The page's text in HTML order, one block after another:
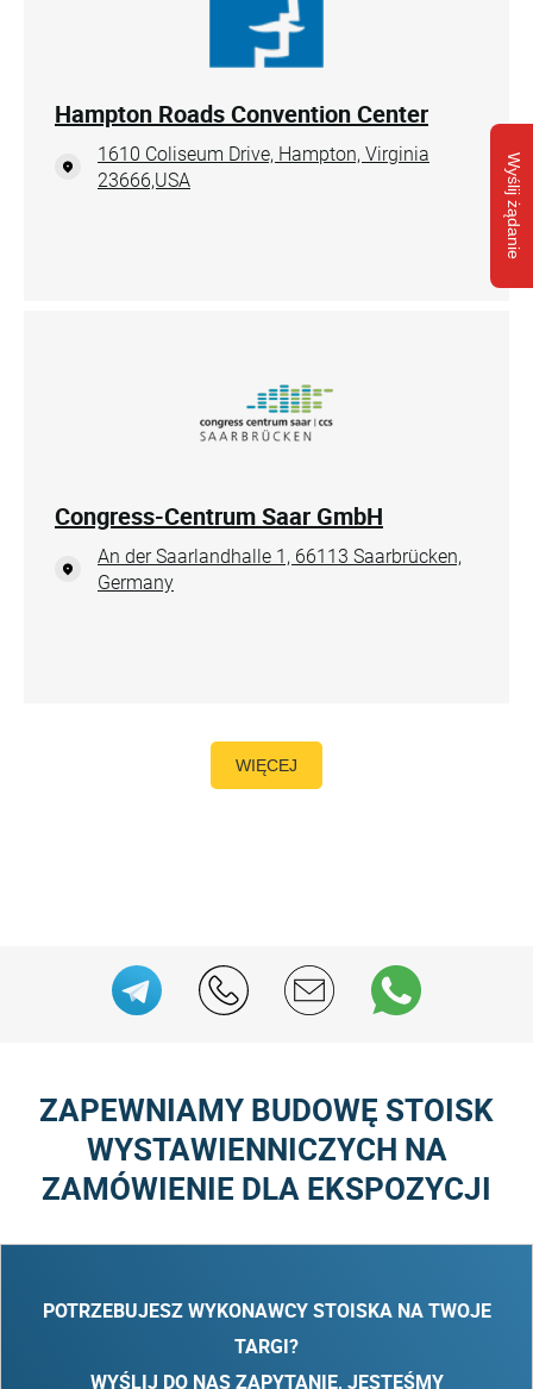
Wyślij żądanie
Hampton Roads Convention Center
1610 Coliseum Drive, Hampton, Virginia
23666,USA
Congress-Centrum Saar GmbH
An der Saarlandhalle 1, 66113 Saarbrücken,
Germany
WIĘCEJ
ZAPEWNIAMY BUDOWĘ STOISK
WYSTAWIENNICZYCH NA
ZAMÓWIENIE DLA EKSPOZYCJI
POTRZEBUJESZ WYKONAWCY STOISKA NA TWOJE
TARGI?
WYŚLIJ DO NAS ZAPYTANIE, JESTEŚMY